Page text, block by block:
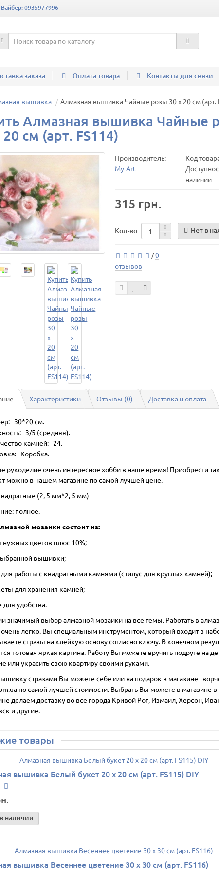
0935977996
заказа Оплата товара Контакты для связи
вышивка Алмазная вышивка Чайные розы 30 х 20 см (арт.
Алмазная вышивка Чайные
20 см (арт. FS114)
Производитель:
My-Art
Код
наличии
315 грн.
Кол-во Нет в
/0
отзывов
Характеристики Отзывы (0) Доставка и оплата
30*20 см.
3/5 (средняя).
камней: 24.
Коробка.
рукоделие очень интересное хобби в наше время! Приобрести
можно в нашем магазине по самой лучшей цене.
(2, 5 мм*2, 5 мм)
полное.
мозаики состоит из:
нужных цветов плюс 10%;
вышивки;
для работы с квадратными камнями (стилус для круглых камней);
для хранения камней;
для удобства.
значимый выбор алмазной мозаики на все темы. Работать в
легко. Вы специальным инструментом, который входит в
стразы на клейкую основу согласно ключу. В конечном
готовая яркая картина. Работу Вы можете вручить подруге на
или украсить свою квартиру своими руками.
стразами Вы можете себе или на подарок в магазине
по самой лучшей стоимости. Выбрать Вы можете в магазине в
делаем доставку во все города Кривой Рог, Измаил, Херсон,
и другие.
товары
вышивка Белый букет 20 х 20 см (арт. FS115) DIY
наличии
вышивка Весеннее цветение 30 х 30 см (арт. FS116)